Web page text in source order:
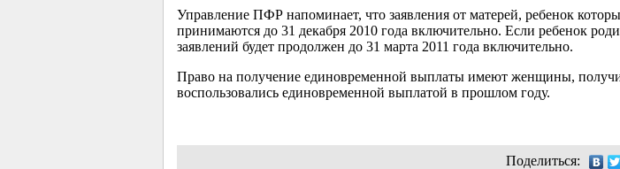
Управление ПФР напоминает, что заявления от матерей, ребенок
принимаются до 31 декабря 2010 года включительно. Если ребенок
заявлений будет продолжен до 31 марта 2011 года включительно.
Право на получение единовременной выплаты имеют женщины,
воспользовались единовременной выплатой в прошлом году.
Поделиться: